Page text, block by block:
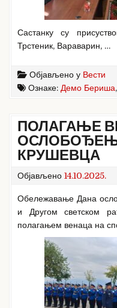
Састанку су
Трстеник, Вараварин, …
Објављено у Вести
Ознаке: Демо Бериша,
ПОЛАГАЊЕ
КРУШЕВЦА
Објављено 14.10.2025.
Обележавање Дана
и Другом светском
полагањем венаца на